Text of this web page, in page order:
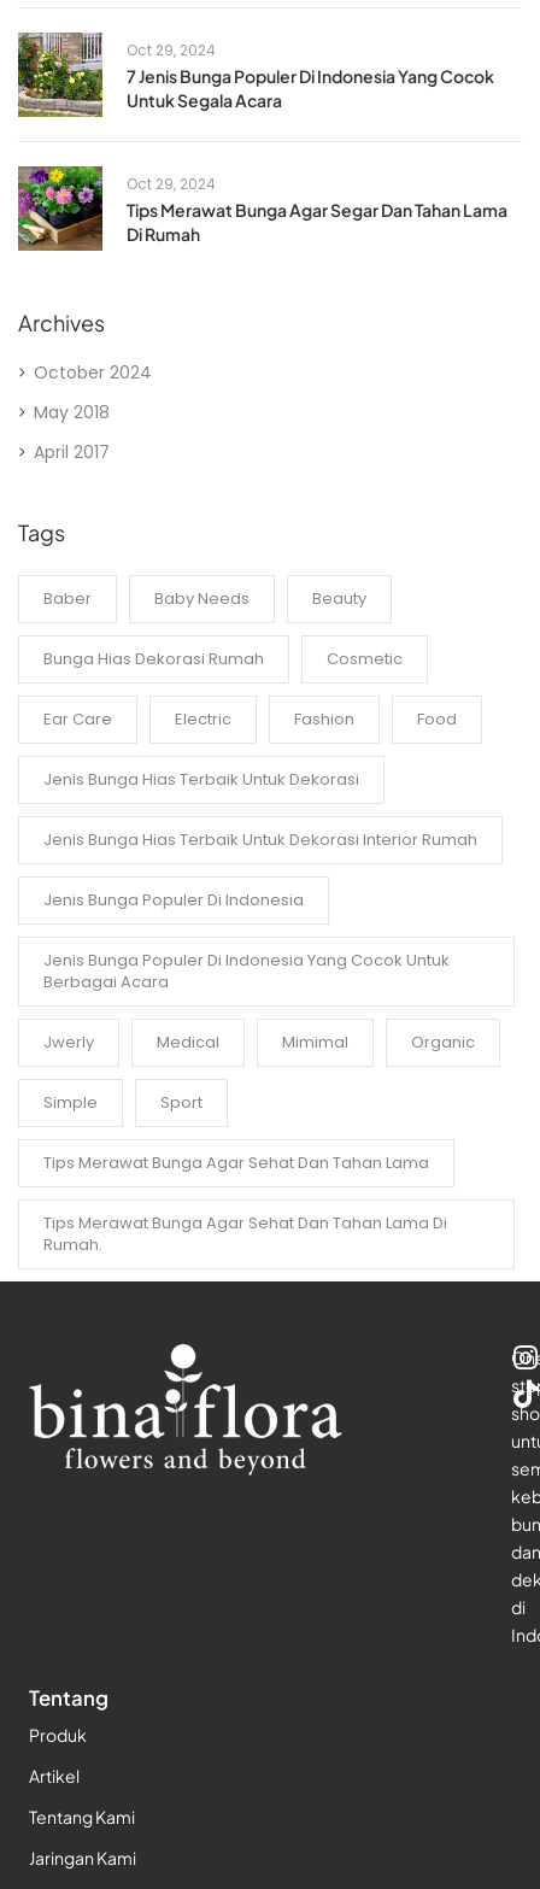
Oct 29, 2024
7 Jenis Bunga Populer Di Indonesia Yang Cocok
Untuk Segala Acara
Oct 29, 2024
Tips Merawat Bunga Agar Segar Dan Tahan Lama
Di Rumah
Archives
October 2024
May 2018
April 2017
Tags
Baber Baby Needs Beauty
Bunga Hias Dekorasi Rumah Cosmetic
Ear Care Electric Fashion Food
Jenis Bunga Hias Terbaik Untuk Dekorasi
Jenis Bunga Hias Terbaik Untuk Dekorasi Interior Rumah
Jenis Bunga Populer Di Indonesia
Jenis Bunga Populer Di Indonesia Yang Cocok Untuk
Berbagai Acara
Jwerly Medical Mimimal Organic
Simple Sport
Tips Merawat Bunga Agar Sehat Dan Tahan Lama
Tips Merawat Bunga Agar Sehat Dan Tahan Lama Di
Rumah.
dan
di
Tentang
Produk
Artikel
Tentang Kami
Jaringan Kami